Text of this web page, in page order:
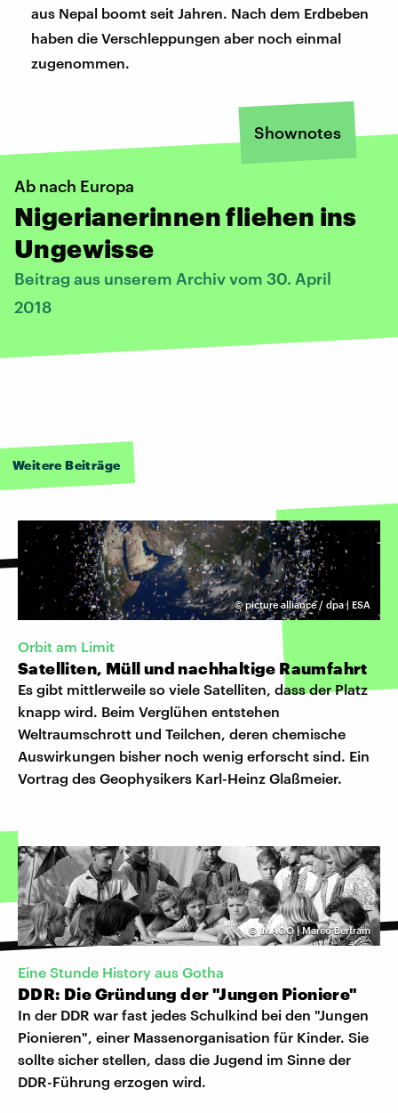
aus Nepal boomt seit Jahren. Nach dem Erdbeben
haben die Verschleppungen aber noch einmal
zugenommen.
Shownotes
Ab nach Europa
Nigerianerinnen fliehen ins
Ungewisse
Beitrag aus unserem Archiv vom 30. April
2018
Weitere Beiträge
©picture alliance / dpa | ESA
Orbit am Limit
Satelliten, Müll und nachhaltige Raumfahrt
Es gibt mittlerweile so viele Satelliten, dass der Platz
knapp wird. Beim Verglühen entstehen
Weltraumschrott und Teilchen, deren chemische
Auswirkungen bisher noch wenig erforscht sind. Ein
Vortrag des Geophysikers Karl-Heinz Glaßmeier.
©IMAGO | Marco Bertram
Eine Stunde History aus Gotha
DDR: Die Gründung der "Jungen Pioniere"
In der DDR war fast jedes Schulkind bei den "Jungen
Pionieren", einer Massenorganisation für Kinder. Sie
sollte sicher stellen, dass die Jugend im Sinne der
DDR-Führung erzogen wird.